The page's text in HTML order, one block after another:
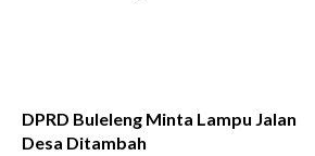
DPRD Buleleng Minta Lampu Jalan
Desa Ditambah